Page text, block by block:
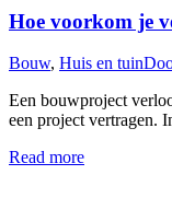
Hoe voorkom je
Bouw, Huis en tuin
Een bouwproject
een project vertragen.
Read more